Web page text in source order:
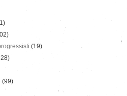
(19)
(99)